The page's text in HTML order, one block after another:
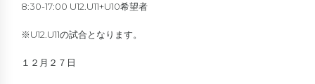
8:30-17:00 U12.U11+U10希望者
※U12.U11の試合となります。
１２月２７日